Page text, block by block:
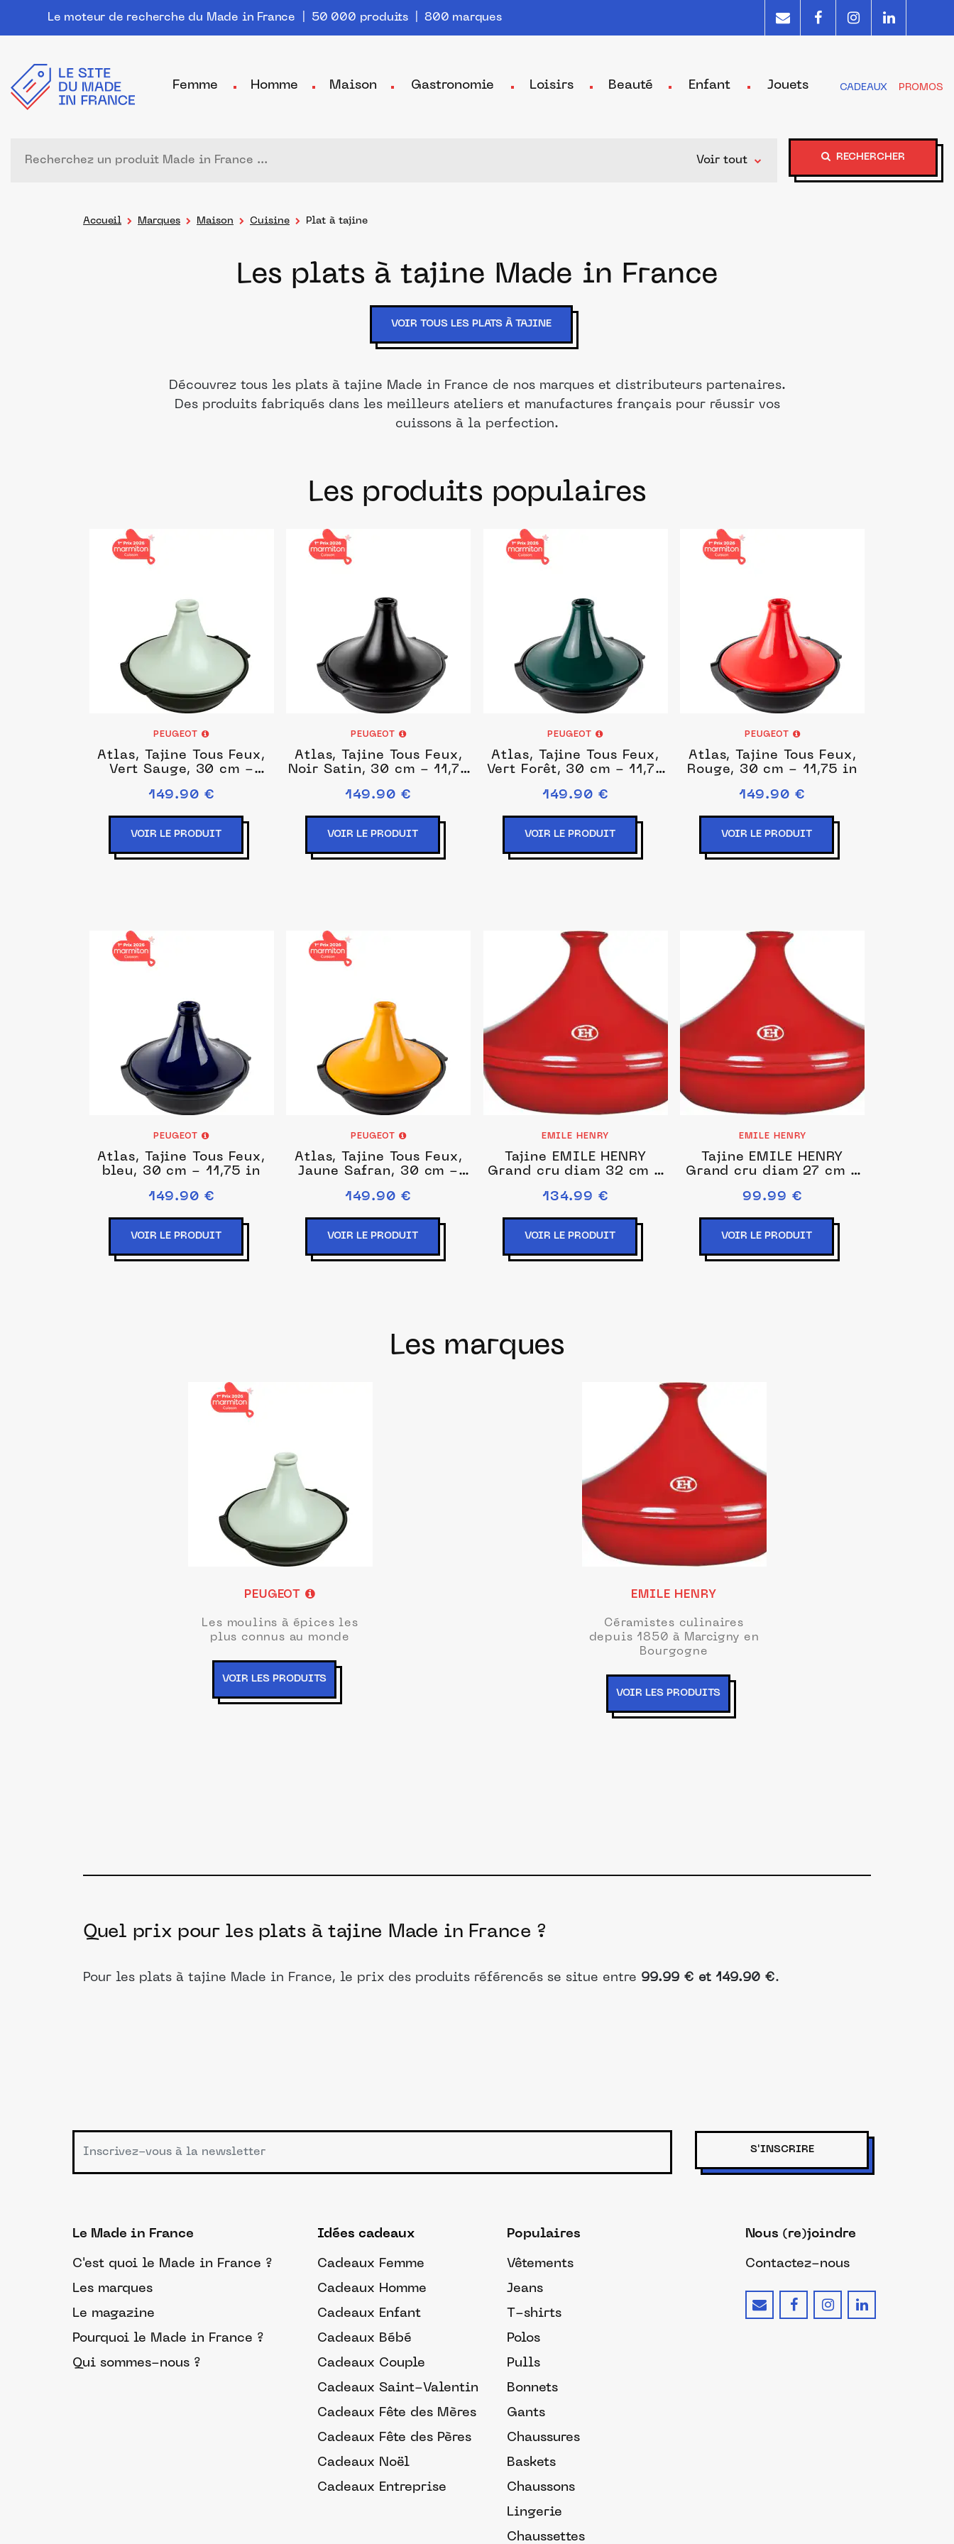
Le moteur de recherche du Made in France | 50 000 produits | 800 marques
Femme Homme Maison Gastronomie Loisirs Beauté Enfant Jouets CADEAUX PROMOS
Voir tout RECHERCHER
Accueil Marques Maison Cuisine Plat à tajine
Les plats à tajine Made in France
VOIR TOUS LES PLATS À TAJINE
Découvrez tous les plats à tajine Made in France de nos marques et distributeurs partenaires.
Des produits fabriqués dans les meilleurs ateliers et manufactures français pour réussir vos
cuissons à la perfection.
Les produits populaires
PEUGEOT
Atlas, Tajine Tous Feux,
Vert Sauge, 30 cm -
149.90 €
VOIR LE PRODUIT
PEUGEOT
Atlas, Tajine Tous Feux,
Noir Satin, 30 cm - 11,75
149.90 €
VOIR LE PRODUIT
PEUGEOT
Atlas, Tajine Tous Feux,
Vert Forêt, 30 cm - 11,75
149.90 €
VOIR LE PRODUIT
PEUGEOT
Atlas, Tajine Tous Feux,
Rouge, 30 cm - 11,75 in
149.90 €
VOIR LE PRODUIT
PEUGEOT
Atlas, Tajine Tous Feux,
bleu, 30 cm - 11,75 in
149.90 €
VOIR LE PRODUIT
PEUGEOT
Atlas, Tajine Tous Feux,
Jaune Safran, 30 cm -
149.90 €
VOIR LE PRODUIT
EMILE HENRY
Tajine EMILE HENRY
Grand cru diam 32 cm -
134.99 €
VOIR LE PRODUIT
EMILE HENRY
Tajine EMILE HENRY
Grand cru diam 27 cm -
99.99 €
VOIR LE PRODUIT
Les marques
PEUGEOT
Les moulins à épices les
plus connus au monde
VOIR LES PRODUITS
EMILE HENRY
Céramistes culinaires
depuis 1850 à Marcigny en
Bourgogne
VOIR LES PRODUITS
Quel prix pour les plats à tajine Made in France ?
Pour les plats à tajine Made in France, le prix des produits référencés se situe entre 99.99 € et 149.90 €.
S'INSCRIRE
Le Made in France
C'est quoi le Made in France ?
Les marques
Le magazine
Pourquoi le Made in France ?
Qui sommes-nous ?
Idées cadeaux
Cadeaux Femme
Cadeaux Homme
Cadeaux Enfant
Cadeaux Bébé
Cadeaux Couple
Cadeaux Saint-Valentin
Cadeaux Fête des Mères
Cadeaux Fête des Pères
Cadeaux Noël
Cadeaux Entreprise
Populaires
Vêtements
Jeans
T-shirts
Polos
Pulls
Bonnets
Gants
Chaussures
Baskets
Chaussons
Lingerie
Chaussettes
Nous (re)joindre
Contactez-nous